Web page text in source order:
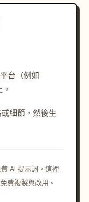
台（例如
細節，然後生
AI 提示詞。這裡
費複製與改用。